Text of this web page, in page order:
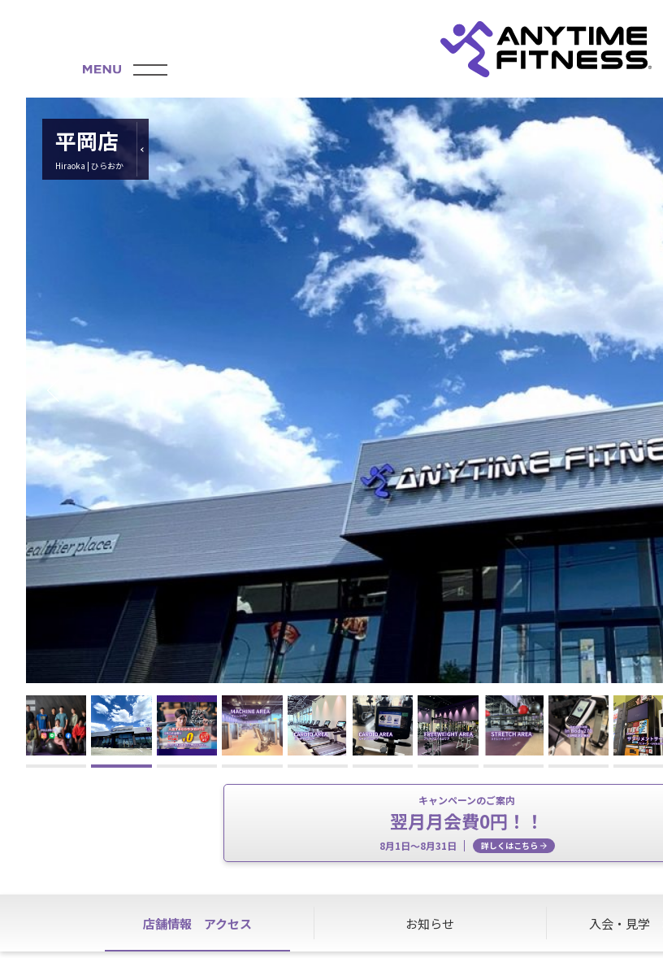
平岡店
Hiraoka | ひらおか
今月のキャンペーン
キャンペーンのご案内
翌月月会費0円！！
8月1日～8月31日 詳しくはこちら
店舗情報 アクセス お知らせ 入会・見学